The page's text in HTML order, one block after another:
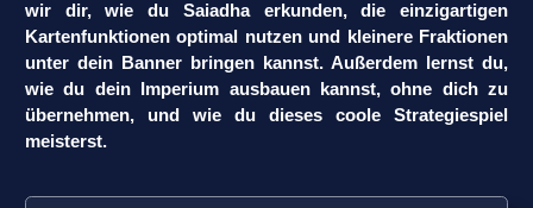
wir dir, wie du Saiadha erkunden, die einzigartigen
Kartenfunktionen optimal nutzen und kleinere Fraktionen
unter dein Banner bringen kannst. Außerdem lernst du,
wie du dein Imperium ausbauen kannst, ohne dich zu
übernehmen, und wie du dieses coole Strategiespiel
meisterst.